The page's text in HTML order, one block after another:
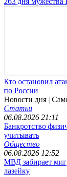
Кто остановил
по России
Новости дня |
Статьи
06.08.2026 21:11
Банкротство
учитывать
Общество
06.08.2026 12:52
МВД забирает
лазейку